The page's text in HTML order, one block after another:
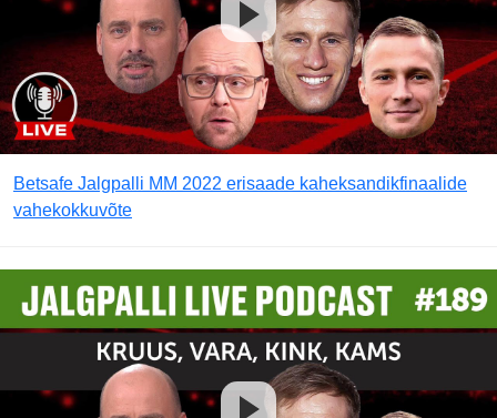
Betsafe Jalgpalli MM 2022 erisaade kaheksandikfinaalide
vahekokkuvõte